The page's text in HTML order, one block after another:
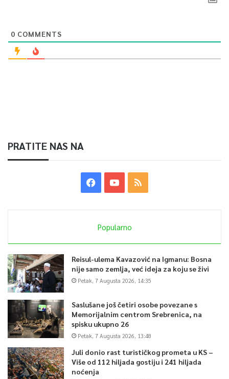
0 COMMENTS
PRATITE NAS NA
Popularno
Reisul-ulema Kavazović na Igmanu: Bosna
nije samo zemlja, već ideja za koju se živi
Petak, 7 Augusta 2026, 14:35
Saslušane još četiri osobe povezane s
Memorijalnim centrom Srebrenica, na
spisku ukupno 26
Petak, 7 Augusta 2026, 13:48
Juli donio rast turističkog prometa u KS –
Više od 112 hiljada gostiju i 241 hiljada
noćenja